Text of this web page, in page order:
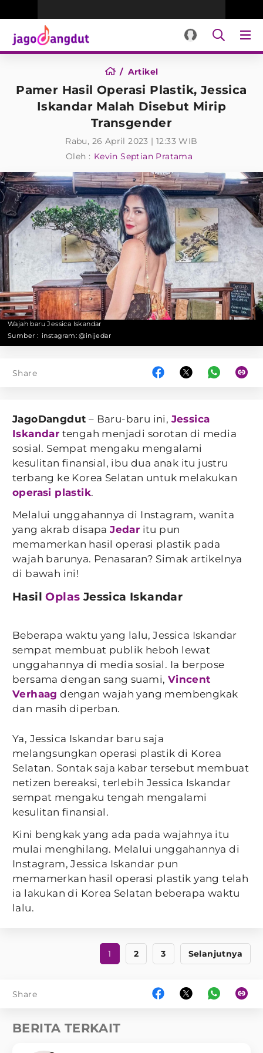
Artikel
Pamer Hasil Operasi Plastik, Jessica
Iskandar Malah Disebut Mirip
Transgender
Rabu, 26 April 2023 | 12:33 WIB
Oleh : Kevin Septian Pratama
Wajah baru Jessica Iskandar
Sumber : instagram: @inijedar
Share
JagoDangdut – Baru-baru ini, Jessica
Iskandar tengah menjadi sorotan di media
sosial. Sempat mengaku mengalami
kesulitan finansial, ibu dua anak itu justru
terbang ke Korea Selatan untuk melakukan
operasi plastik.
Melalui unggahannya di Instagram, wanita
yang akrab disapaJedar itu pun
memamerkan hasil operasi plastik pada
wajah barunya. Penasaran? Simak artikelnya
di bawah ini!
HasilOplas Jessica Iskandar
Beberapa waktu yang lalu, Jessica Iskandar
sempat membuat publik heboh lewat
unggahannya di media sosial. Ia berpose
bersama dengan sang suami, Vincent
Verhaag dengan wajah yang membengkak
dan masih diperban.
Ya, Jessica Iskandar baru saja
melangsungkan operasi plastik di Korea
Selatan. Sontak saja kabar tersebut membuat
netizen bereaksi, terlebih Jessica Iskandar
sempat mengaku tengah mengalami
kesulitan finansial.
Kini bengkak yang ada pada wajahnya itu
mulai menghilang. Melalui unggahannya di
Instagram, Jessica Iskandar pun
memamerkan hasil operasi plastik yang telah
ia lakukan di Korea Selatan beberapa waktu
lalu.
1 2 3 Selanjutnya
Share
BERITA TERKAIT